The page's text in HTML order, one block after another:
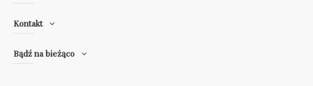
Kontakt
Bądź na bieżąco